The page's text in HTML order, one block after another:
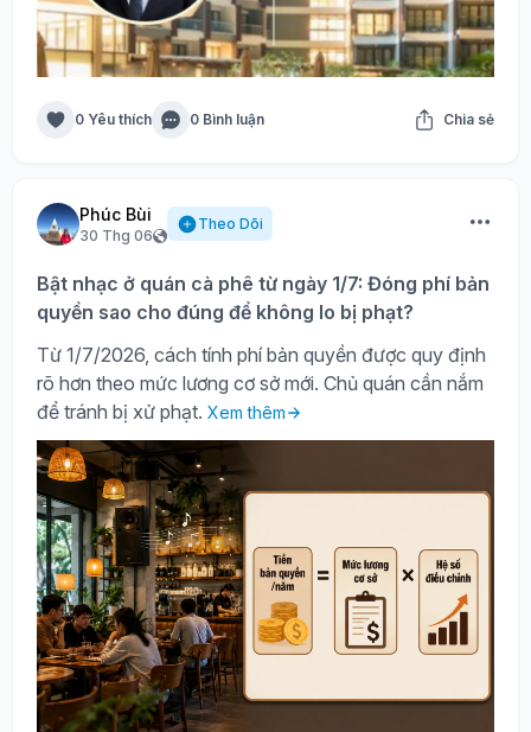
0 Yêu thích 0 Bình luận Chia sẻ
Phúc Bùi
30 Thg 06
Theo Dõi
Bật nhạc ở quán cà phê từ ngày 1/7: Đóng phí bản
quyền sao cho đúng để không lo bị phạt?
Từ 1/7/2026, cách tính phí bản quyền được quy định
rõ hơn theo mức lương cơ sở mới. Chủ quán cần nắm
để tránh bị xử phạt. Xem thêm